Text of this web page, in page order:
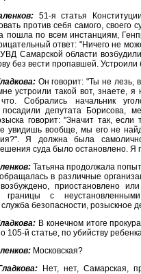
51-я статья
против себя самого, своего
пошла по всем инстанциям,
ответ: "Ничего не
Самарской области
без вести пропавшей. Устроили
Он говорит: "Ты не лезь,
устроили такой вот, знаете, я
Собрались начальник
посадили депутата Борисова,
говорит: "Значит так,
увидишь вообще, мы его не
Я должна была
суда было остановлено. Я
Татьяна продолжала
в различные
приостановлено
границы с
безопасности, розыскное
В конечном итоге
105-й статье, по убийству ребенка.
Московская?
Нет, нет, Самарская,